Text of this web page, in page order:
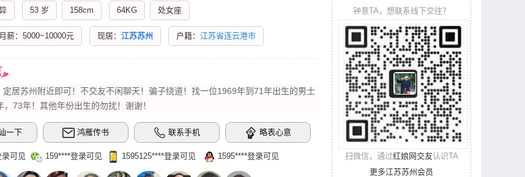
53 岁 158cm 64KG 处女座
月薪：5000~10000元 现居： 江苏苏州 户籍： 江苏省连云港市
定居苏州附近即可！不交友不闲聊天！骗子​‌‌绕道！找一位1969年到71年出生的男士
，73年！其他年份出生的勿扰！谢谢！
一下 鸿雁传书 联系手机 略表心意
录可见 159‌****登录可见 1595125‌****‌登录可见 1595‌****‌登录可见
钟意TA，想联系线下交往？
扫微信，通过红娘网交友认识TA
更多江苏苏州会员